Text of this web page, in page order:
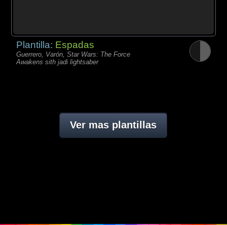
Plantilla: Espadas
Guerrero, Varón, Star Wars: The Force
Awakens sith jadi lightsaber
Ver mas plantillas